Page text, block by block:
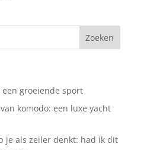
groeiende sport
komodo: een luxe yacht
je als zeiler denkt: had ik dit